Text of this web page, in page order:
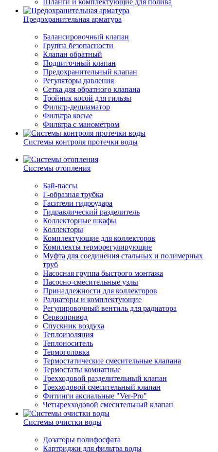
Шланги и комплектующие для полива
Предохранительная арматура
Балансировочный клапан
Группа безопасности
Клапан обратный
Подпиточный клапан
Предохранительный клапан
Регуляторы давления
Сетка для обратного клапана
Тройник косой для гильзы
Фильтр-дешламатор
Фильтра косые
Фильтра с манометром
Системы контроля протечки воды
Системы отопления
Бай-пассы
Г-образная трубка
Гасители гидроудара
Гидравлический разделитель
Коллекторные шкафы
Коллекторы
Комплектующие для коллекторов
Комплекты терморегулирующие
Муфта для соединения стальных и полимерных
труб
Насосная группа быстрого монтажа
Насосно-смесительные узлы
Принадлежности для коллекторов
Радиаторы и комплектующие
Регулировочный вентиль для радиатора
Сервопривод
Спускник воздуха
Теплоизоляция
Теплоноситель
Термоголовка
Термостатические смесительные клапана
Термостаты комнатные
Трехходовой разделительный клапан
Трехходовой смесительный клапан
Фитинги аксиальные "Ver-Pro"
Четырехходовой смесительный клапан
Системы очистки воды
Дозаторы полифосфата
Картриджи для фильтра воды